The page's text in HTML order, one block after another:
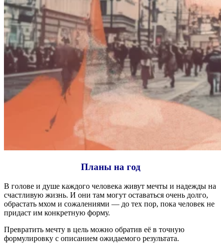
Планы на год
В голове и душе каждого человека живут мечты и надежды на
счастливую жизнь. И они там могут оставаться очень долго,
обрастать мхом и сожалениями — до тех пор, пока человек не
придаст им конкретную форму.
Превратить мечту в цель можно обратив её в точную
формулировку с описанием ожидаемого результата.